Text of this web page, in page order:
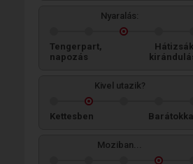
Nyaralás:
Tengerpart,
napozás
Kivel utazik?
Kettesben Barátokkal
Moziban...